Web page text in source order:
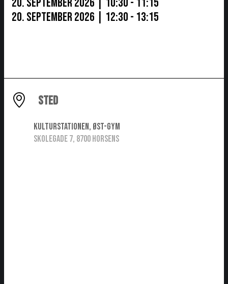
20. september 2026 | 12:30 - 13:15
STED
Kulturstationen, ØST-gym
Skolegade 7, 8700 Horsens